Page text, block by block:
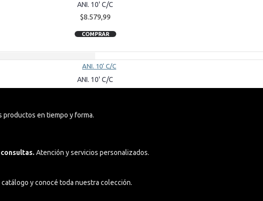
ANI. 10' C/C
$8.579,99
COMPRAR
ANI. 10' C/C
ANIMALES 13.5'
COMPRAR
productos en tiempo y forma.
Atención y servicios personalizados.
catálogo y conocé toda nuestra colección.